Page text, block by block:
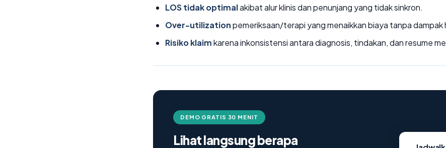
LOS tidak optimalakibat alur klinis dan penunjang yang tidak sinkron.
Over-utilizationpemeriksaan/terapi yang menaikkan biaya tanpa dampak
Risiko klaimkarena inkonsistensi antara diagnosis, tindakan, dan resume
DEMO GRATIS 30 MENIT
Lihat langsung berapa